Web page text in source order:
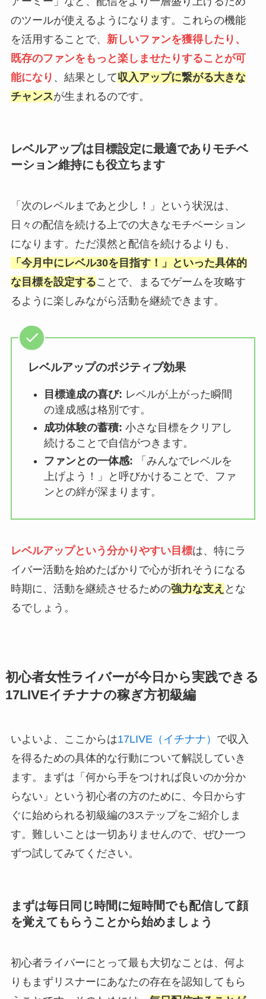
のツールが使えるようになります。これらの機能
を活用することで、 新しいファンを獲得したり、
既存のファンをもっと楽しませたりすることが可
能になり 、結果として収入アップに繋がる大きな
チャンスが生まれるのです。
レベルアップは目標設定に最適でありモチベ
ーション維持にも役立ちます
「次のレベルまであと少し！」という状況は、
日々の配信を続ける上での大きなモチベーション
になります。ただ漠然と配信を続けるよりも、
「今月中にレベル30を目指す！」といった具体的
な目標を設定することで、まるでゲームを攻略す
るように楽しみながら活動を継続できます。
レベルアップのポジティブ効果
目標達成の喜び: レベルが上がった瞬間
の達成感は格別です。
成功体験の蓄積: 小さな目標をクリアし
続けることで自信がつきます。
ファンとの一体感: 「みんなでレベルを
上げよう！」と呼びかけることで、ファ
ンとの絆が深まります。
レベルアップという分かりやすい目標は、特にラ
イバー活動を始めたばかりで心が折れそうになる
時期に、活動を継続させるための強力な支え とな
るでしょう。
初心者女性ライバーが今日から実践できる
17LIVEイチナナの稼ぎ方初級編
いよいよ、ここからは17LIVE（イチナナ） で収入
を得るための具体的な行動について解説していき
ます。まずは「何から手をつければ良いのか分か
らない」という初心者の方のために、今日からす
ぐに始められる初級編の3ステップをご紹介しま
す。難しいことは一切ありませんので、ぜひ一つ
ずつ試してみてください。
まずは毎日同じ時間に短時間でも配信して顔
を覚えてもらうことから始めましょう
初心者ライバーにとって最も大切なことは、何よ
りもまずリスナーにあなたの存在を認知してもら